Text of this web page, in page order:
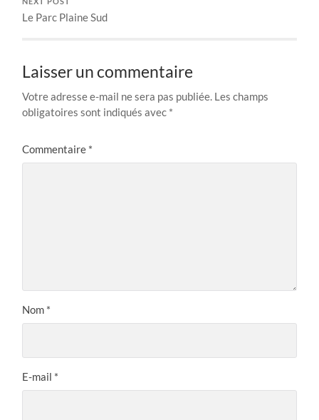
NEXT POST
Le Parc Plaine Sud
Laisser un commentaire
Votre adresse e-mail ne sera pas publiée. Les champs
obligatoires sont indiqués avec *
Commentaire *
Nom *
E-mail *